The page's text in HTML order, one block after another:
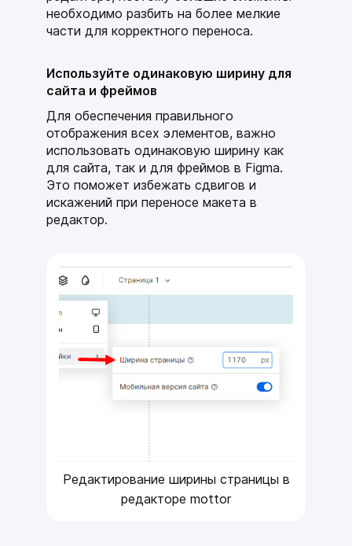
необходимо разбить на более мелкие
части для корректного переноса.
Используйте одинаковую ширину для
сайта и фреймов
Для обеспечения правильного
отображения всех элементов, важно
использовать одинаковую ширину как
для сайта, так и для фреймов в Figma.
Это поможет избежать сдвигов и
искажений при переносе макета в
редактор.
Редактирование ширины страницы в
редакторе mottor